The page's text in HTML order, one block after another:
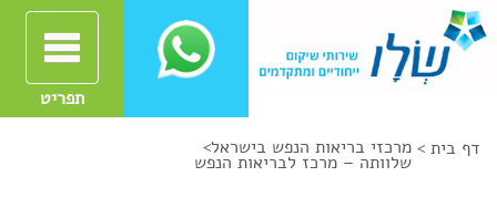
תפריט
דף בית > מרכזי בריאות הנפש בישראל>
שלוותה – מרכז לבריאות הנפש